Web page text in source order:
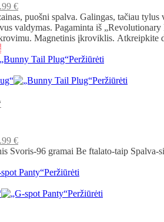
€
puošni spalva. Galingas, tačiau
valdymas. Pagaminta iš
Magnetinis įkroviklis. Atkreipkite
Peržiūrėti
Peržiūrėti
€
Svoris-96 gramai Be ftalato-taip
Peržiūrėti
Peržiūrėti